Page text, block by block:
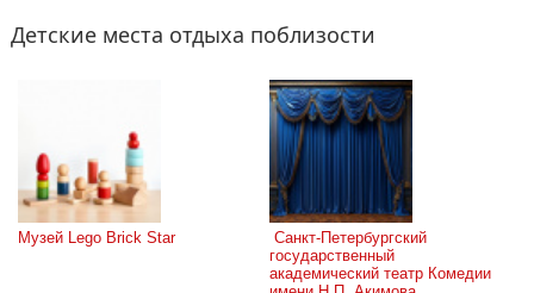
Детские места отдыха поблизости
Музей Lego Brick Star
государственный
академический театр Комедии